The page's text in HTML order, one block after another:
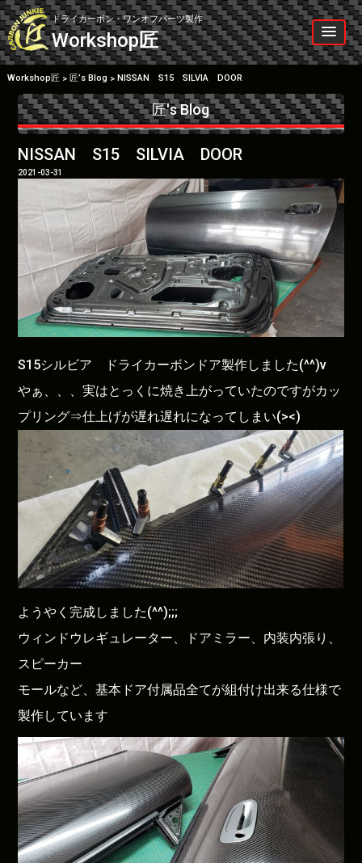
Skip
to
content
ドライカーボン・ワンオフパーツ製作
Workshop匠
Workshop匠> 匠’s Blog > NISSAN S15 SILVIA DOOR
匠's Blog
NISSAN S15 SILVIA DOOR
2021-03-31
S15シルビア ドライカーボンドア製作しました(^^)v
やぁ、、、実はとっくに焼き上がっていたのですがカッ
プリング⇒仕上げが遅れ遅れになってしまい(><)
ようやく完成しました(^^);;;
ウィンドウレギュレーター、ドアミラー、内装内張り、
スピーカー
モールなど、基本ドア付属品全てが組付け出来る仕様で
製作しています